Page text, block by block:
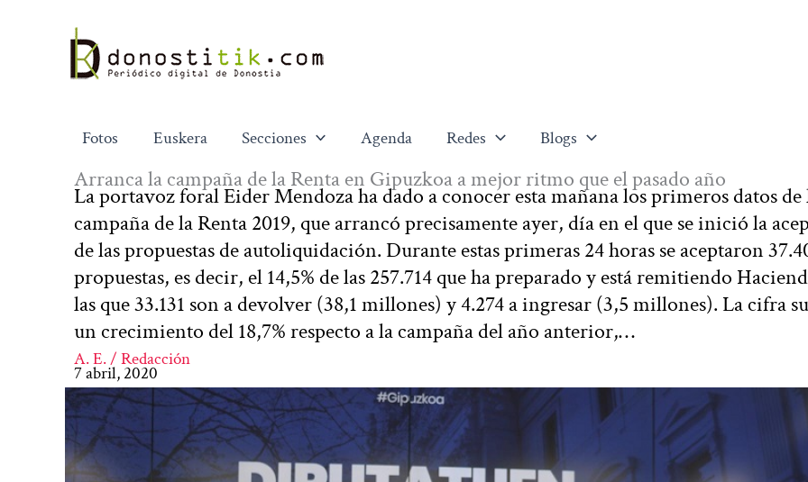
contenido
Fotos Euskera Secciones Agenda Redes Blogs
Arranca la campaña de la Renta en Gipuzkoa a mejor ritmo que el pasado año
La portavoz foral Eider Mendoza ha dado a conocer esta mañana los primeros datos de
campaña de la Renta 2019, que arrancó precisamente ayer, día en el que se inició la
de las propuestas de autoliquidación. Durante estas primeras 24 horas se aceptaron
propuestas, es decir, el 14,5% de las 257.714 que ha preparado y está remitiendo
las que 33.131 son a devolver (38,1 millones) y 4.274 a ingresar (3,5 millones). La cifra
un crecimiento del 18,7% respecto a la campaña del año anterior,…
A. E. / Redacción
7 abril, 2020